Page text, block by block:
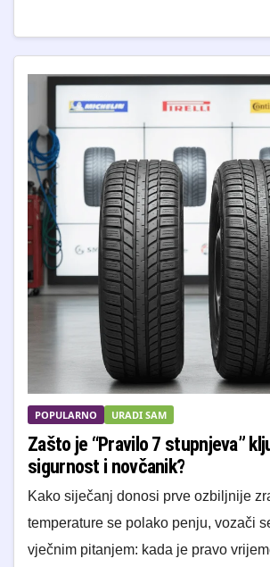
POPULARNO URADI SAM
Zašto je “Pravilo 7 stupnjeva”
sigurnost i novčanik?
Kako siječanj donosi prve ozbiljnije
temperature se polako penju, vozači
vječnim pitanjem: kada je pravo